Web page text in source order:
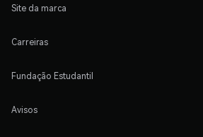
Site da marca
Carreiras
Fundação Estudantil
Avisos